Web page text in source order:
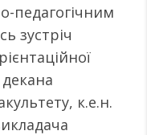
педагогічним
зустріч
к.е.н.